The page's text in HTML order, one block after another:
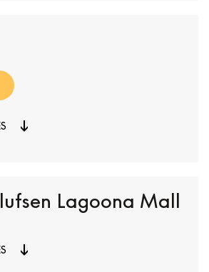
Lagoona Mall